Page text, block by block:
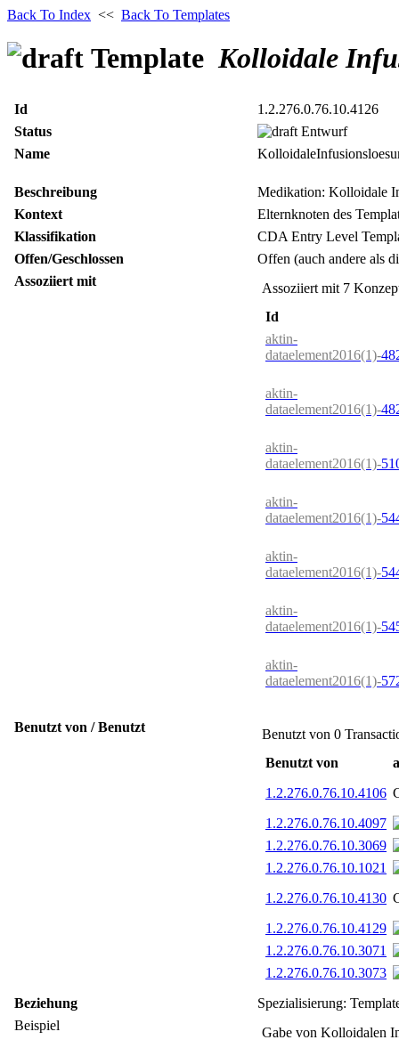
Back To Index << Back To Templates
TemplateKolloidale
Id
1.2.276.0.76.10.4126
Status
Entwurf
Name
Beschreibung
Medikation: Kolloidale
Kontext
Elternknoten des
Klassifikation
CDA Entry Level
Offen/Geschlossen
Offen (auch andere als
Assoziiert mit
Assoziiert mit 7
Id
aktin-
dataelement2016(1)-
aktin-
dataelement2016(1)-
aktin-
dataelement2016(1)-
aktin-
dataelement2016(1)-
aktin-
dataelement2016(1)-
aktin-
dataelement2016(1)-
aktin-
dataelement2016(1)-
Benutzt von / Benutzt
Benutzt von 0
Benutzt von
1.2.276.0.76.10.4106
1.2.276.0.76.10.4097
1.2.276.0.76.10.3069
1.2.276.0.76.10.1021
1.2.276.0.76.10.4130
1.2.276.0.76.10.4129
1.2.276.0.76.10.3071
1.2.276.0.76.10.3073
Beziehung
Spezialisierung:
Beispiel
Gabe von Kolloidalen